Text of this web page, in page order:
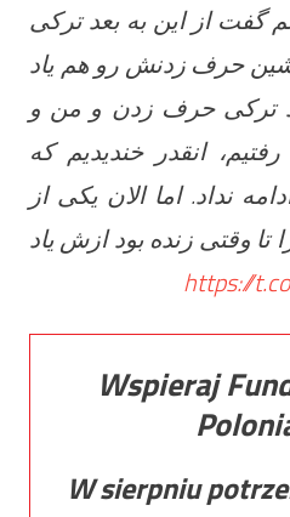
گفت از این به بعد ترکی
حرف زدنش رو هم یاد
ترکی حرف زدن و من و
انقدر خندیدیم که
نداد. اما الان یکی از
تا وقتی زنده بود ازش یاد
https://
Wspieraj
W sierpniu